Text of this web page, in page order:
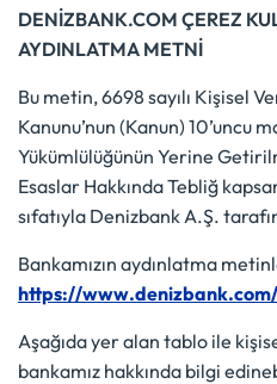
DENİZBANK.COM ÇEREZ
AYDINLATMA METNİ
Bu metin, 6698 sayılı Kişisel
Kanunu’nun (Kanun) 10’uncu
Yükümlülüğünün Yerine
Esaslar Hakkında Tebliğ
sıfatıyla Denizbank A.Ş.
Bankamızın aydınlatma
https://
Aşağıda yer alan tablo ile
bankamız hakkında bilgi